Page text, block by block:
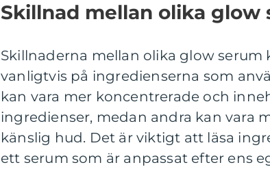
Skillnad mellan olika glow
Skillnaderna mellan olika glow serum
vanligtvis på ingredienserna som
kan vara mer koncentrerade och
ingredienser, medan andra kan vara
känslig hud. Det är viktigt att läsa
ett serum som är anpassat efter ens